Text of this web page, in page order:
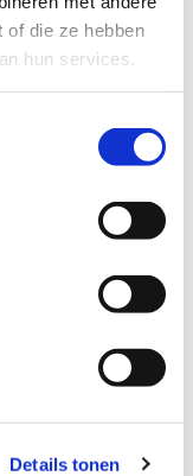
of die ze hebben
hun services.
Details tonen
Ring Olivenholz
Ebenholz